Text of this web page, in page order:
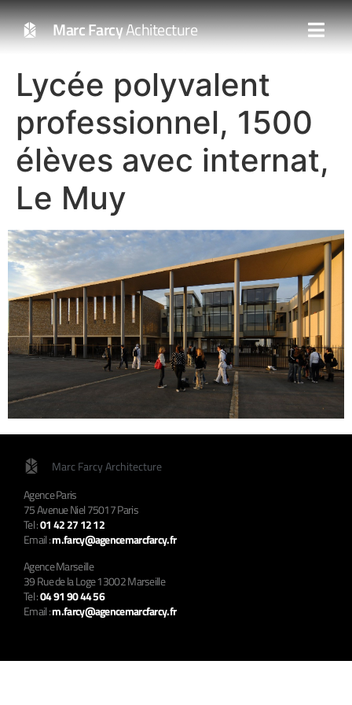
Marc FarcyAchitecture
Lycée polyvalent
professionnel, 1500
élèves avec internat,
Le Muy
Marc Farcy Architecture
Agence Paris
75 Avenue Niel 75017 Paris
Tel :01 42 27 12 12
Email :m.farcy@agencemarcfarcy.fr
Agence Marseille
39 Rue de la Loge 13002 Marseille
Tel :04 91 90 44 56
Email :m.farcy@agencemarcfarcy.fr